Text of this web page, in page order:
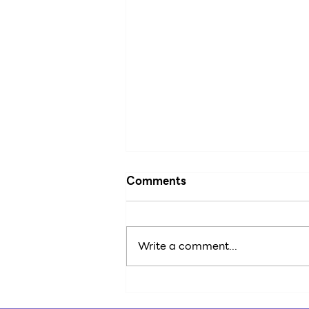
Comments
Write a comment...